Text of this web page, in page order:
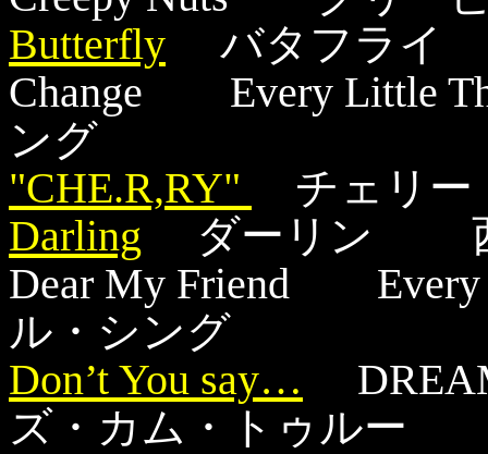
Butterfly バタフライ
Change Every Little
ング
"CHE.R,RY"
チェリ
Darling ダーリン 西
Dear My Friend
ル・シング
Don’t You say…
ズ・カム・トゥルー